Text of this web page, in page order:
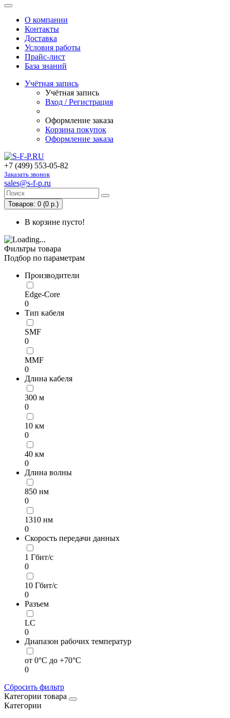
О компании
Контакты
Доставка
Условия работы
Прайс-лист
База знаний
Учётная запись
Учётная запись
Вход / Регистрация
Оформление заказа
Корзина покупок
Оформление заказа
+7 (499) 553-05-82
Заказать звонок
sales@s-f-p.ru
Товаров: 0 (0 р.)
В корзине пусто!
Фильтры товара
Подбор по параметрам
Производители
Edge-Core
0
Тип кабеля
SMF
0
MMF
0
Длина кабеля
300 м
0
10 км
0
40 км
0
Длина волны
850 нм
0
1310 нм
0
Скорость передачи данных
1 Гбит/с
0
10 Гбит/с
0
Разъем
LC
0
Диапазон рабочих температур
от 0°C до +70°C
0
Сбросить фильтр
Категории товара
Категории